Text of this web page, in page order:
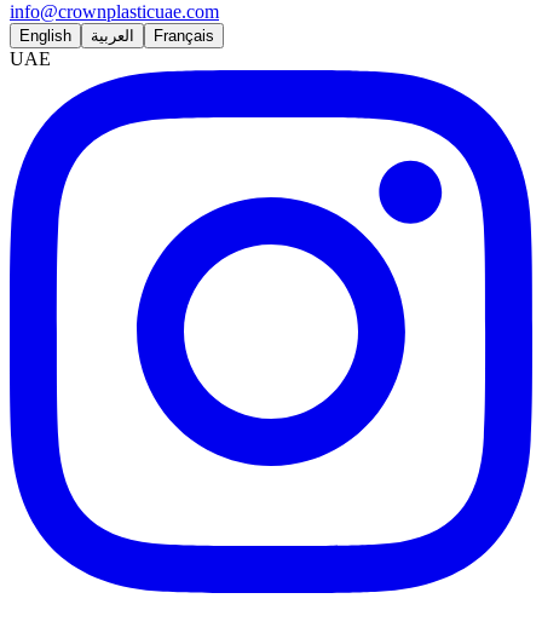
info@crownplasticuae.com
English العربية Français
UAE